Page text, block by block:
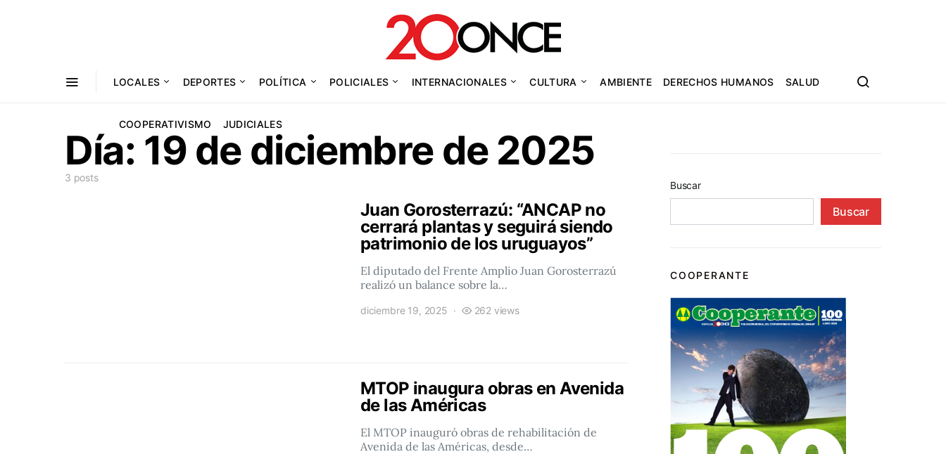
LOCALES DEPORTES POLÍTICA POLICIALES INTERNACIONALES CULTURA AMBIENTE DERECHOS HUMANOS SALUD
COOPERATIVISMO JUDICIALES
Día: 19 de diciembre de 2025
3 posts
Juan Gorosterrazú: “ANCAP no
cerrará plantas y seguirá siendo
patrimonio de los uruguayos”
El diputado del Frente Amplio Juan Gorosterrazú
realizó un balance sobre la…
diciembre 19, 2025 262 views
MTOP inaugura obras en Avenida
de las Américas
El MTOP inauguró obras de rehabilitación de
Avenida de las Américas, desde…
Buscar
Buscar
COOPERANTE